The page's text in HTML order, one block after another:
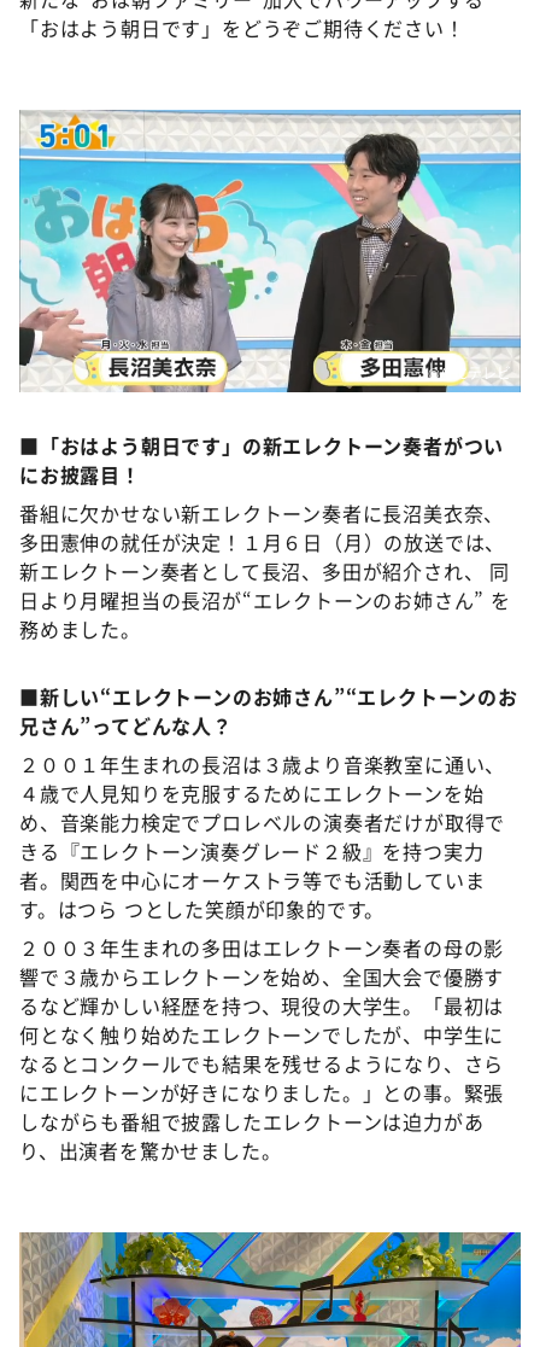
「おはよう朝日です」をどうぞご期待ください！
©ABCテレビ
■「おはよう朝日です」の新エレクトーン奏者がつい
にお披露目！
番組に欠かせない新エレクトーン奏者に長沼美衣奈、
多田憲伸の就任が決定！１月６日（月）の放送では、
新エレクトーン奏者として長沼、多田が紹介され、 同
日より月曜担当の長沼が“エレクトーンのお姉さん” を
務めました。
■新しい“エレクトーンのお姉さん”“エレクトーンのお
兄さん”ってどんな人？
２００１年生まれの長沼は３歳より音楽教室に通い、
４歳で人見知りを克服するためにエレクトーンを始
め、音楽能力検定でプロレベルの演奏者だけが取得で
きる『エレクトーン演奏グレード２級』を持つ実力
者。関西を中心にオーケストラ等でも活動していま
す。はつら つとした笑顔が印象的です。
２００３年生まれの多田はエレクトーン奏者の母の影
響で３歳からエレクトーンを始め、全国大会で優勝す
るなど輝かしい経歴を持つ、現役の大学生。「最初は
何となく触り始めたエレクトーンでしたが、中学生に
なるとコンクールでも結果を残せるようになり、さら
にエレクトーンが好きになりました。」との事。緊張
しながらも番組で披露したエレクトーンは迫力があ
り、出演者を驚かせました。